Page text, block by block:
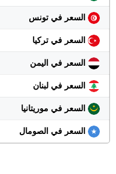
السعر في تونس
السعر في تركيا
السعر في اليمن
السعر في لبنان
السعر في موريتانيا
السعر في الصومال